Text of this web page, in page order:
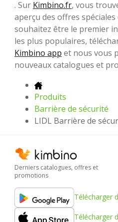
. Sur Kimbino.fr, vous
aperçu des offres spéciales
souhaitez être le premier
les plus populaires,
Kimbino app et nous vous
nouveaux catalogues et
Produits
Barrière de sécurité
LIDL Barrière de
Derniers catalogues, offres et
promotions
Télécharger
Télécharger